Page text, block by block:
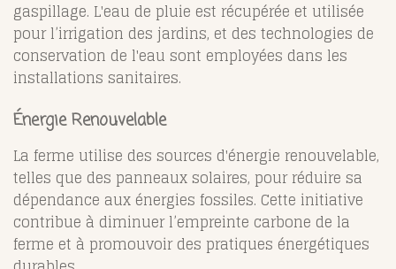
gaspillage. L'eau de pluie est récupérée et utilisée
pour l’irrigation des jardins, et des technologies de
conservation de l'eau sont employées dans les
installations sanitaires.
Énergie Renouvelable
La ferme utilise des sources d'énergie renouvelable,
telles que des panneaux solaires, pour réduire sa
dépendance aux énergies fossiles. Cette initiative
contribue à diminuer l’empreinte carbone de la
ferme et à promouvoir des pratiques énergétiques